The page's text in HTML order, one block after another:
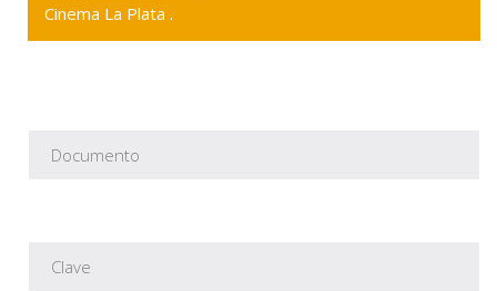
Cinema La Plata .